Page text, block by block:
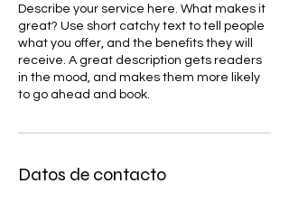
Describe your service here. What makes it
great? Use short catchy text to tell people
what you offer, and the benefits they will
receive. A great description gets readers
in the mood, and makes them more likely
to go ahead and book.
Datos de contacto